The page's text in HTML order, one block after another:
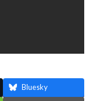
Bluesky